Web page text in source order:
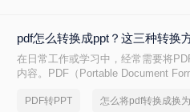
pdf怎么转换成ppt？这三种转换
在日常工作或学习中，经常需要将
内容。PDF（Portable Document
绍三种将PDF转换为PPT的高效方
PDF转PPT